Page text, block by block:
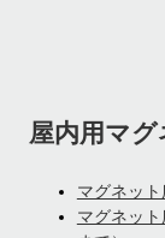
屋内用マ
マグネッ
マグネッ